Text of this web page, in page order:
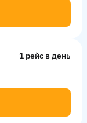
1 рейс в день